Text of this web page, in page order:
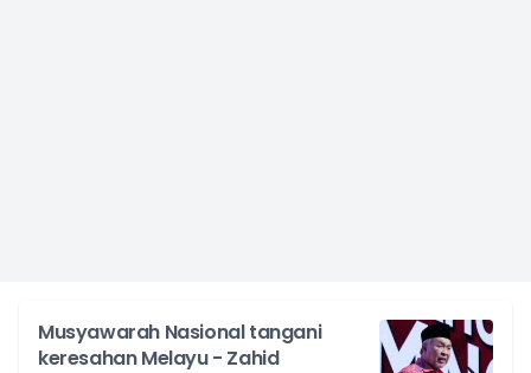
Musyawarah Nasional tangani
keresahan Melayu - Zahid